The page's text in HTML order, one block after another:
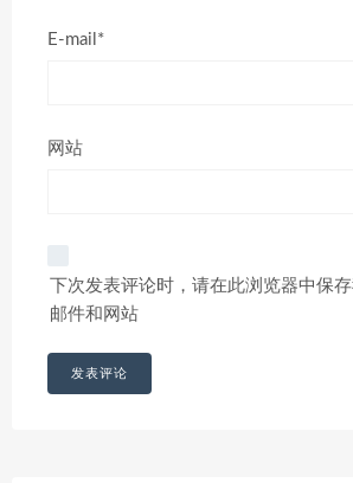
E-mail*
网站
下次发表评论时，请在此浏览器中保
邮件和网站